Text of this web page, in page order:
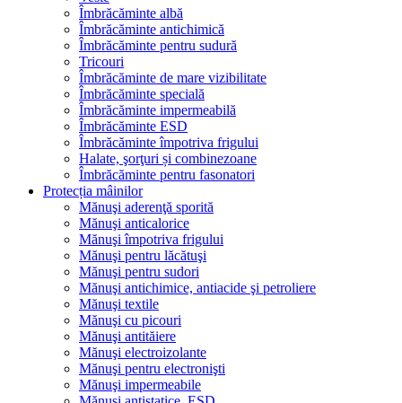
Îmbrăcăminte albă
Îmbrăcăminte antichimică
Îmbrăcăminte pentru sudură
Tricouri
Îmbrăcăminte de mare vizibilitate
Îmbrăcăminte specială
Îmbrăcăminte impermeabilă
Îmbrăcăminte ESD
Îmbrăcăminte împotriva frigului
Halate, şorţuri și combinezoane
Îmbrăcăminte pentru fasonatori
Protecția mâinilor
Mănuşi aderenţă sporită
Mănuşi anticalorice
Mănuşi împotriva frigului
Mănuşi pentru lăcătuşi
Mănuşi pentru sudori
Mănuşi antichimice, antiacide şi petroliere
Mănuşi textile
Mănuşi cu picouri
Mănuşi antităiere
Mănuşi electroizolante
Mănuşi pentru electronişti
Mănuşi impermeabile